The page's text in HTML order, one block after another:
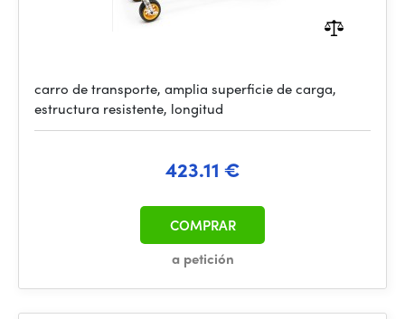
carro de transporte, amplia superficie de carga,
estructura resistente, longitud
423.11 €
a petición
COMPRAR